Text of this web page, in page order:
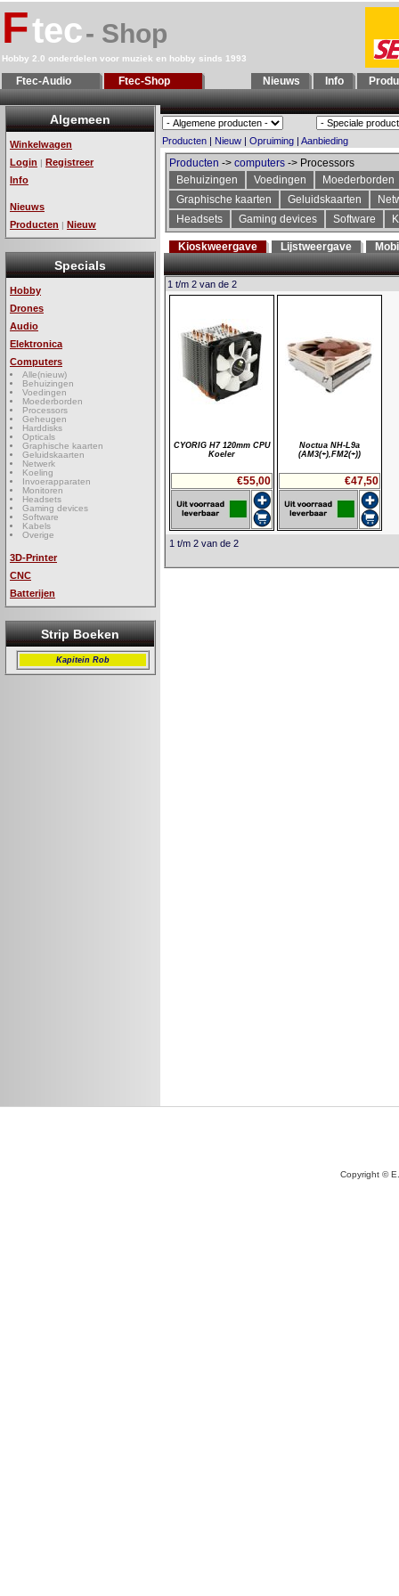
Ftec- Shop
Hobby 2.0 onderdelen voor muziek en hobby sinds 1993
Ftec-Audio Ftec-Shop Nieuws Info
Algemeen
Winkelwagen
Login | Registreer
Info
Nieuws
Producten | Nieuw
Specials
Hobby
Drones
Audio
Elektronica
Computers
Alle(nieuw)
Behuizingen
Voedingen
Moederborden
Processors
Geheugen
Harddisks
Opticals
Graphische kaarten
Geluidskaarten
Netwerk
Koeling
Invoerapparaten
Monitoren
Headsets
Gaming devices
Software
Kabels
Overige
3D-Printer
CNC
Batterijen
Strip Boeken
Kapitein Rob
Producten | Nieuw | Opruiming | Aanbieding
Producten -> computers -> Processors
Behuizingen
Voedingen
Moederborden
Graphische kaarten
Geluidskaarten
Headsets
Gaming devices Software
Kioskweergave Lijstweergave
1 t/m 2 van de 2
CYORIG H7 120mm CPU
Koeler
€55,00
Noctua NH-L9a
(AM3(+),FM2(+))
€47,50
1 t/m 2 van de 2
Copyright ©